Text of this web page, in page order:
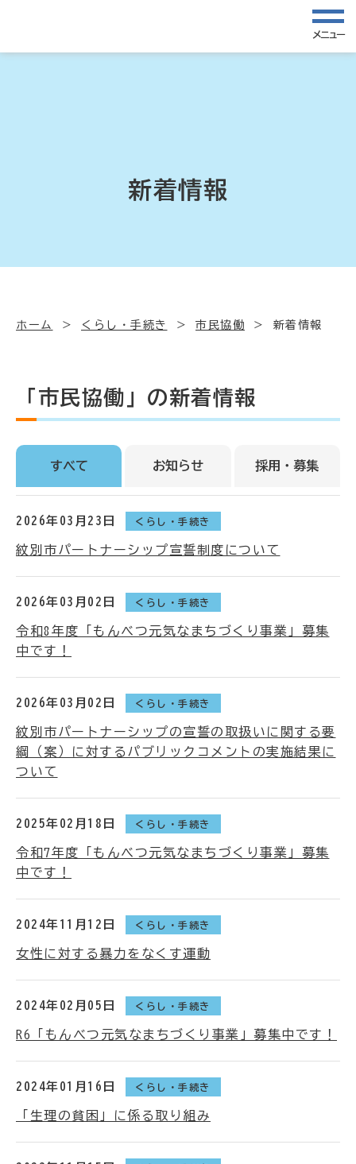
メニュー
新着情報
ホーム くらし・手続き 市民協働 新着情報
「市民協働」の新着情報
すべて お知らせ 採用・募集
2026年03月23日 くらし・手続き
紋別市パートナーシップ宣誓制度について
2026年03月02日 くらし・手続き
令和8年度「もんべつ元気なまちづくり事業」募集
中です！
2026年03月02日 くらし・手続き
紋別市パートナーシップの宣誓の取扱いに関する要
綱（案）に対するパブリックコメントの実施結果に
ついて
2025年02月18日 くらし・手続き
令和7年度「もんべつ元気なまちづくり事業」募集
中です！
2024年11月12日 くらし・手続き
女性に対する暴力をなくす運動
2024年02月05日 くらし・手続き
R6「もんべつ元気なまちづくり事業」募集中です！
2024年01月16日 くらし・手続き
「生理の貧困」に係る取り組み